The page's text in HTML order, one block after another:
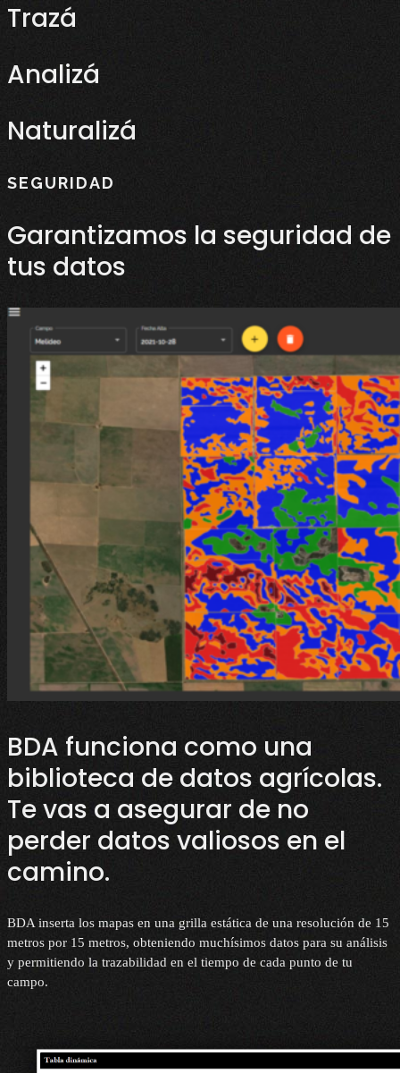
Trazá
Analizá
Naturalizá
SEGURIDAD
Garantizamos la seguridad de
tus datos
BDA funciona como una
biblioteca de datos agrícolas.
Te vas a asegurar de no
perder datos valiosos en el
camino.
BDA inserta los mapas en una grilla estática de una resolución de 15
metros por 15 metros, obteniendo muchísimos datos para su análisis
y permitiendo la trazabilidad en el tiempo de cada punto de tu
campo.